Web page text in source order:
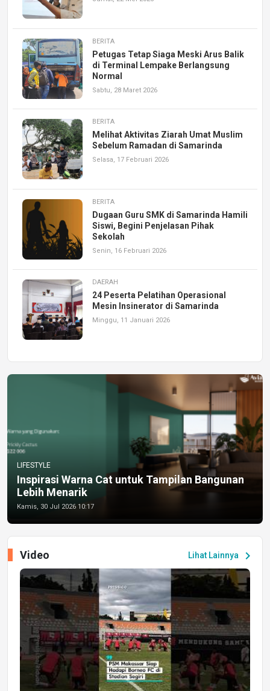
BERITA
Petugas Tetap Siaga Meski Arus Balik
di Terminal Lempake Berlangsung
Normal
Sabtu, 28 Maret 2026
BERITA
Melihat Aktivitas Ziarah Umat Muslim
Sebelum Ramadan di Samarinda
Selasa, 17 Februari 2026
BERITA
Dugaan Guru SMK di Samarinda Hamili
Siswi, Begini Penjelasan Pihak
Sekolah
Senin, 16 Februari 2026
DAERAH
24 Peserta Pelatihan Operasional
Mesin Insinerator di Samarinda
Minggu, 11 Januari 2026
LIFESTYLE
Inspirasi Warna Cat untuk Tampilan Bangunan
Lebih Menarik
Kamis, 30 Jul 2026 10:17
Lihat Lainnya chevron_right
Video